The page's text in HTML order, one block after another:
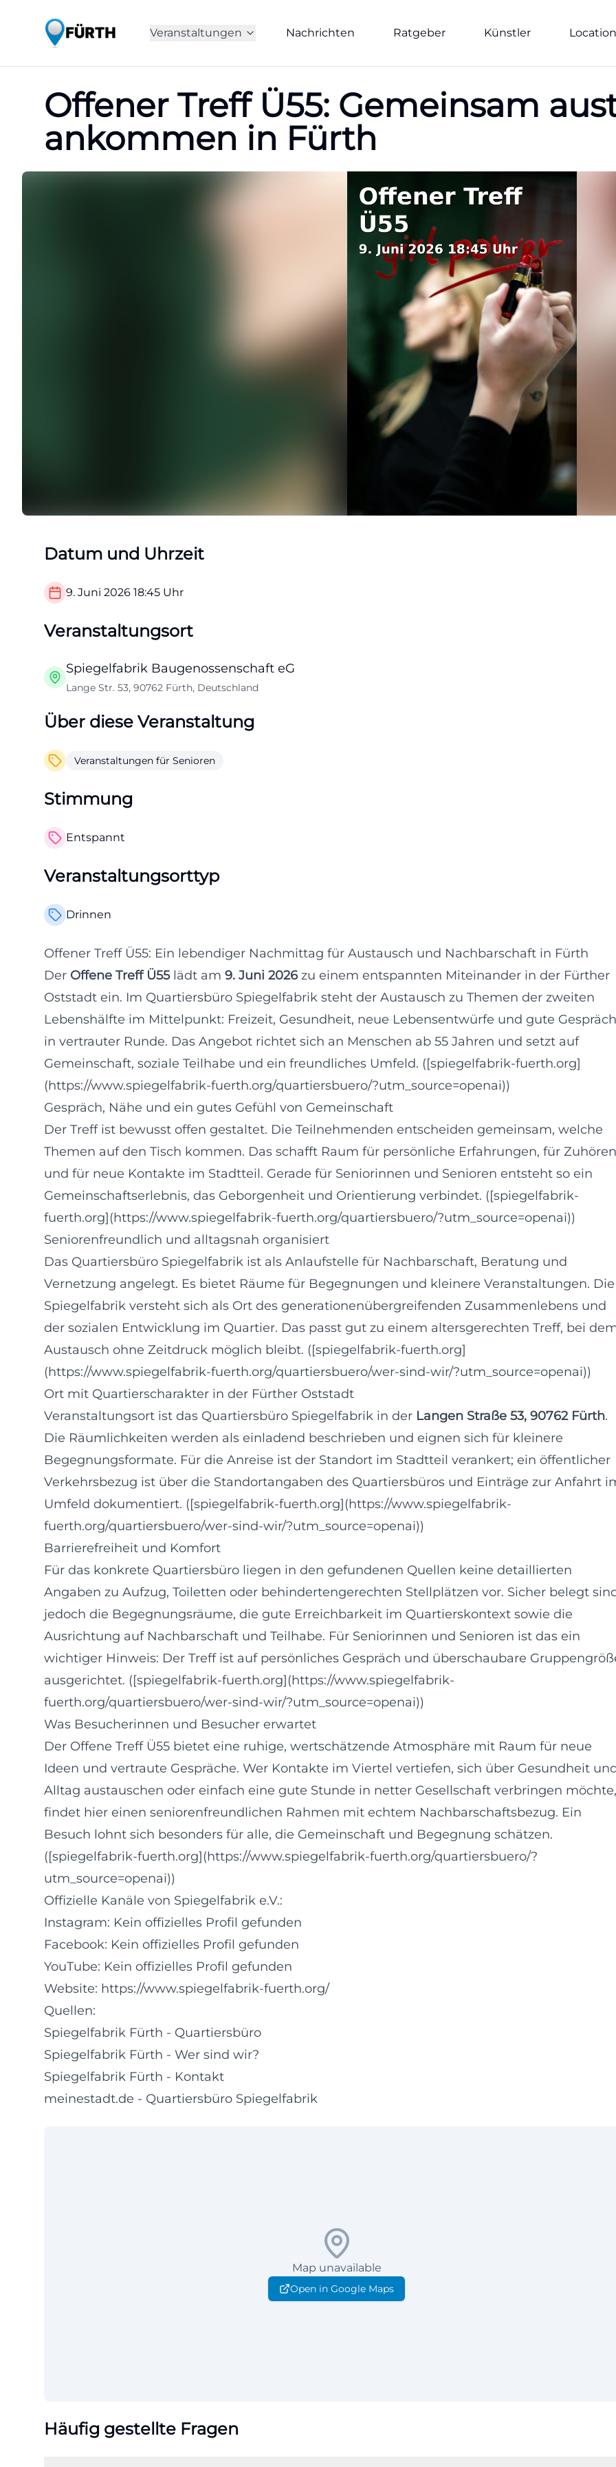
Veranstaltungen Nachrichten Ratgeber Künstler
Offener Treff Ü55: Gemeinsam
ankommen in Fürth
Datum und Uhrzeit
9. Juni 2026 18:45 Uhr
Veranstaltungsort
Spiegelfabrik Baugenossenschaft eG
Lange Str. 53, 90762 Fürth, Deutschland
Über diese Veranstaltung
Veranstaltungen für Senioren
Stimmung
Entspannt
Veranstaltungsorttyp
Drinnen
Offener Treff Ü55: Ein lebendiger Nachmittag für Austausch und Nachbarschaft in Fürth
Der Offene Treff Ü55lädt am 9. Juni 2026 zu einem entspannten Miteinander in der Fürther
Oststadt ein. Im Quartiersbüro Spiegelfabrik steht der Austausch zu Themen der zweiten
Lebenshälfte im Mittelpunkt: Freizeit, Gesundheit, neue Lebensentwürfe und gute
in vertrauter Runde. Das Angebot richtet sich an Menschen ab 55 Jahren und setzt auf
Gemeinschaft, soziale Teilhabe und ein freundliches Umfeld. ([spiegelfabrik-fuerth.org]
(https://www.spiegelfabrik-fuerth.org/quartiersbuero/?utm_source=openai))
Gespräch, Nähe und ein gutes Gefühl von Gemeinschaft
Der Treff ist bewusst offen gestaltet. Die Teilnehmenden entscheiden gemeinsam, welche
Themen auf den Tisch kommen. Das schafft Raum für persönliche Erfahrungen, für Zuhören
und für neue Kontakte im Stadtteil. Gerade für Seniorinnen und Senioren entsteht so ein
Gemeinschaftserlebnis, das Geborgenheit und Orientierung verbindet. ([spiegelfabrik-
fuerth.org](https://www.spiegelfabrik-fuerth.org/quartiersbuero/?utm_source=openai))
Seniorenfreundlich und alltagsnah organisiert
Das Quartiersbüro Spiegelfabrik ist als Anlaufstelle für Nachbarschaft, Beratung und
Vernetzung angelegt. Es bietet Räume für Begegnungen und kleinere Veranstaltungen. Die
Spiegelfabrik versteht sich als Ort des generationenübergreifenden Zusammenlebens und
der sozialen Entwicklung im Quartier. Das passt gut zu einem altersgerechten Treff, bei
Austausch ohne Zeitdruck möglich bleibt. ([spiegelfabrik-fuerth.org]
(https://www.spiegelfabrik-fuerth.org/quartiersbuero/wer-sind-wir/?utm_source=openai))
Ort mit Quartierscharakter in der Fürther Oststadt
Veranstaltungsort ist das Quartiersbüro Spiegelfabrik in der Langen Straße 53, 90762 Fürth.
Die Räumlichkeiten werden als einladend beschrieben und eignen sich für kleinere
Begegnungsformate. Für die Anreise ist der Standort im Stadtteil verankert; ein öffentlicher
Verkehrsbezug ist über die Standortangaben des Quartiersbüros und Einträge zur Anfahrt
Umfeld dokumentiert. ([spiegelfabrik-fuerth.org](https://www.spiegelfabrik-
fuerth.org/quartiersbuero/wer-sind-wir/?utm_source=openai))
Barrierefreiheit und Komfort
Für das konkrete Quartiersbüro liegen in den gefundenen Quellen keine detaillierten
Angaben zu Aufzug, Toiletten oder behindertengerechten Stellplätzen vor. Sicher belegt
jedoch die Begegnungsräume, die gute Erreichbarkeit im Quartierskontext sowie die
Ausrichtung auf Nachbarschaft und Teilhabe. Für Seniorinnen und Senioren ist das ein
wichtiger Hinweis: Der Treff ist auf persönliches Gespräch und überschaubare
ausgerichtet. ([spiegelfabrik-fuerth.org](https://www.spiegelfabrik-
fuerth.org/quartiersbuero/wer-sind-wir/?utm_source=openai))
Was Besucherinnen und Besucher erwartet
Der Offene Treff Ü55 bietet eine ruhige, wertschätzende Atmosphäre mit Raum für neue
Ideen und vertraute Gespräche. Wer Kontakte im Viertel vertiefen, sich über Gesundheit
Alltag austauschen oder einfach eine gute Stunde in netter Gesellschaft verbringen möchte,
findet hier einen seniorenfreundlichen Rahmen mit echtem Nachbarschaftsbezug. Ein
Besuch lohnt sich besonders für alle, die Gemeinschaft und Begegnung schätzen.
([spiegelfabrik-fuerth.org](https://www.spiegelfabrik-fuerth.org/quartiersbuero/?
utm_source=openai))
Offizielle Kanäle von Spiegelfabrik e.V.:
Instagram: Kein offizielles Profil gefunden
Facebook: Kein offizielles Profil gefunden
YouTube: Kein offizielles Profil gefunden
Website: https://www.spiegelfabrik-fuerth.org/
Quellen:
Spiegelfabrik Fürth - Quartiersbüro
Spiegelfabrik Fürth - Wer sind wir?
Spiegelfabrik Fürth - Kontakt
meinestadt.de - Quartiersbüro Spiegelfabrik
Map unavailable
Open in Google Maps
Häufig gestellte Fragen